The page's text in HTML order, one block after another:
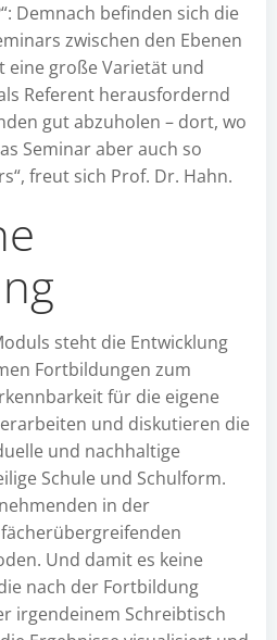
Demnach befinden sich die
zwischen den Ebenen
eine große Varietät und
Referent herausfordernd
gut abzuholen – dort, wo
Seminar aber auch so
freut sich Prof. Dr. Hahn.
steht die Entwicklung
Fortbildungen zum
für die eigene
und diskutieren die
und nachhaltige
Schule und Schulform.
in der
Und damit es keine
nach der Fortbildung
irgendeinem Schreibtisch